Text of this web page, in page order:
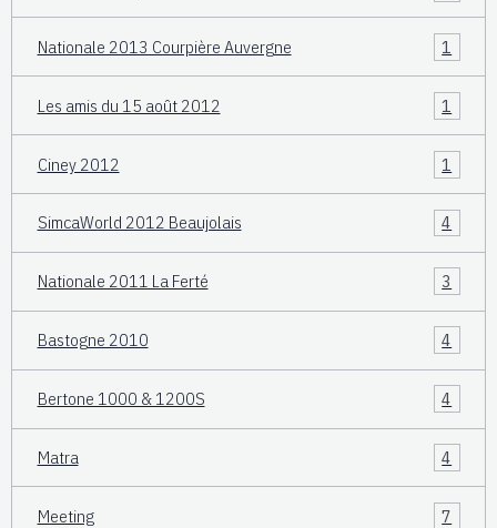
Nationale 2013 Courpière Auvergne 1
Les amis du 15 août 2012 1
Ciney 2012 1
SimcaWorld 2012 Beaujolais 4
Nationale 2011 La Ferté 3
Bastogne 2010 4
Bertone 1000 & 1200S 4
Matra 4
Meeting 7